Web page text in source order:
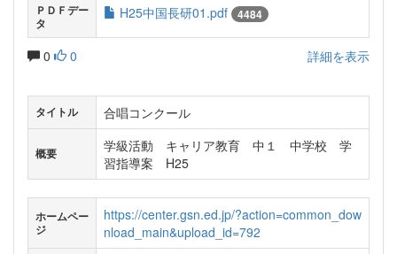
ＰＤＦデー
タ
H25中国長研01.pdf 4484
0 0 詳細を表示
タイトル 合唱コンクール
概要
学級活動 キャリア教育 中１ 中学校 学
習指導案 H25
ホームペー
ジ
https://center.gsn.ed.jp/?action=common_dow
nload_main&upload_id=792